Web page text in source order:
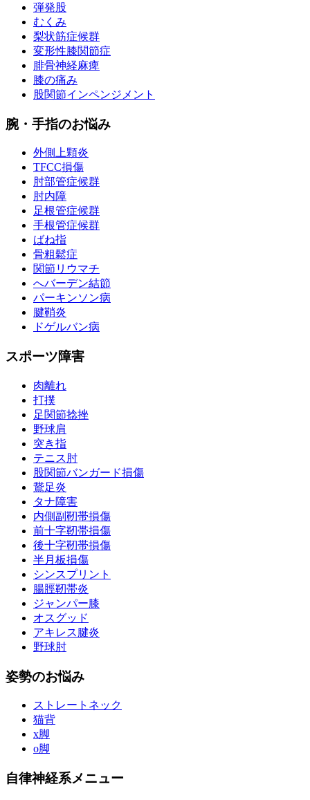
弾発股
むくみ
梨状筋症候群
変形性膝関節症
腓骨神経麻痺
膝の痛み
股関節インペンジメント
腕・手指のお悩み
外側上顆炎
TFCC損傷
肘部管症候群
肘内障
足根管症候群
手根管症候群
ばね指
骨粗鬆症
関節リウマチ
へバーデン結節
パーキンソン病
腱鞘炎
ドゲルバン病
スポーツ障害
肉離れ
打撲
足関節捻挫
野球肩
突き指
テニス肘
股関節バンガード損傷
鵞足炎
タナ障害
内側副靭帯損傷
前十字靭帯損傷
後十字靭帯損傷
半月板損傷
シンスプリント
腸脛靭帯炎
ジャンパー膝
オスグッド
アキレス腱炎
野球肘
姿勢のお悩み
ストレートネック
猫背
x脚
o脚
自律神経系メニュー